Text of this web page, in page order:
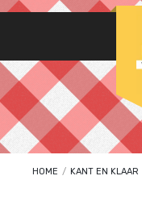
HOME / KANT EN KLAAR